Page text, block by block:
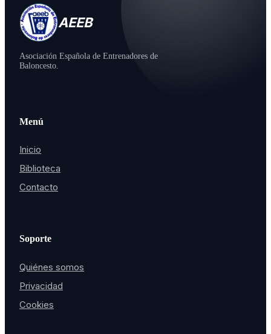
AEEB
Asociación Española de Entrenadores de
Baloncesto.
Menú
Inicio
Biblioteca
Contacto
Soporte
Quiénes somos
Privacidad
Cookies